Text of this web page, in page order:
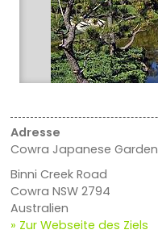
Adresse
Cowra Japanese Garden
Binni Creek Road
Cowra NSW 2794
Australien
» Zur Webseite des Ziels